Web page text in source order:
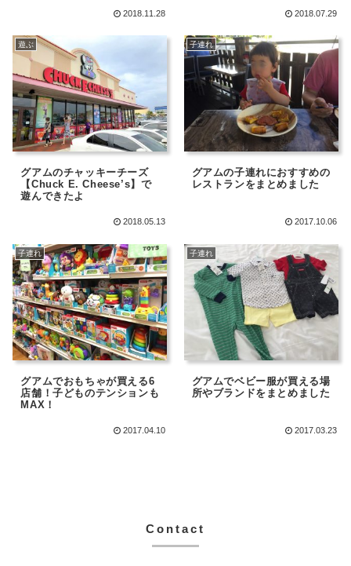
2018.11.28 2018.07.29
遊ぶ
グアムのチャッキーチーズ
【Chuck E. Cheese’s】で
遊んできたよ
2018.05.13
子連れ
グアムの子連れにおすすめの
レストランをまとめました
2017.10.06
子連れ
グアムでおもちゃが買える6
店舗！子どものテンションも
MAX！
2017.04.10
子連れ
グアムでベビー服が買える場
所やブランドをまとめました
2017.03.23
Contact